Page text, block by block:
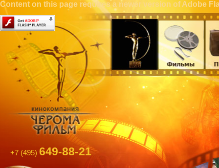
Content on this page requires a newer version of Adobe
+7 (495) 649-88-21